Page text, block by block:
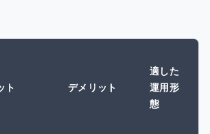
ト デメリット
適した
運用形
態